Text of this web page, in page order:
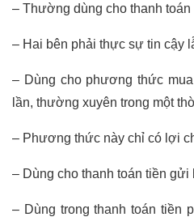
– Thường dùng cho thanh toán
– Hai bên phải thực sự tin cậy
– Dùng cho phương thức
lần, thường xuyên trong một
– Phương thức này chỉ có lợi
– Dùng cho thanh toán tiền
– Dùng trong thanh toán tiền